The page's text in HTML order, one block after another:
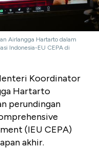
Airlangga Hartarto dalam
Indonesia-EU CEPA di
Koordinator
Hartarto
perundingan
(IEU CEPA)
akhir.